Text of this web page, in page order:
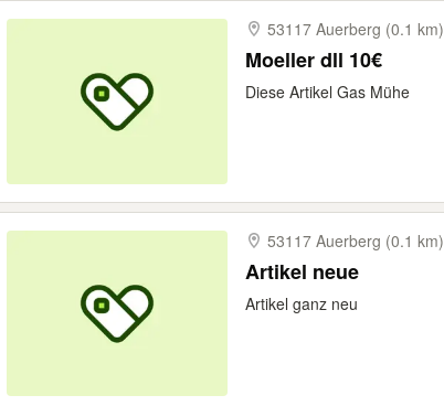
53117 Auerberg (0.1 km)
Moeller dll 10€
Diese Artikel Gas Mühe
53117 Auerberg (0.1 km)
Artikel neue
Artikel ganz neu